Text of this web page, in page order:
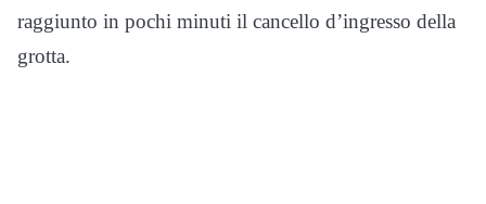
raggiunto in pochi minuti il cancello d’ingresso della
grotta.